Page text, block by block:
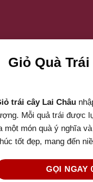
Giỏ Quà
trái cây Lai Châu
Mỗi quả trái được
một món quà ý nghĩa
tốt đẹp, mang đến
GỌI NGAY